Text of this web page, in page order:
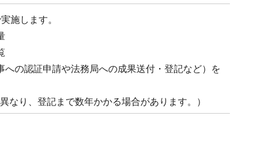
実施します。
の認証申請や法務局への成果送付・登記など）を
なり、登記まで数年かかる場合があります。）